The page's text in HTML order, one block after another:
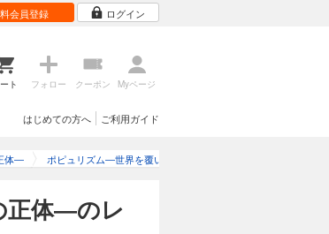
会員登録 ログイン
ト フォロー クーポン Myページ
ご利用ガイド
はじめての方へ
体― ポピュリズム―世界を覆い尽くす「魔物」の正体―のレビュー
正体―のレ